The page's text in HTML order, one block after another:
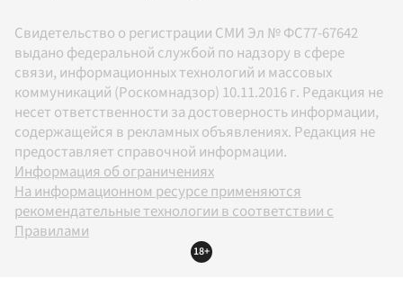
Свидетельство о регистрации СМИ Эл № ФС77-67642
выдано федеральной службой по надзору в сфере
связи, информационных технологий и массовых
коммуникаций (Роскомнадзор) 10.11.2016 г. Редакция не
несет ответственности за достоверность информации,
содержащейся в рекламных объявлениях. Редакция не
предоставляет справочной информации.
Информация об ограничениях
На информационном ресурсе применяются
рекомендательные технологии в соответствии с
Правилами
18+